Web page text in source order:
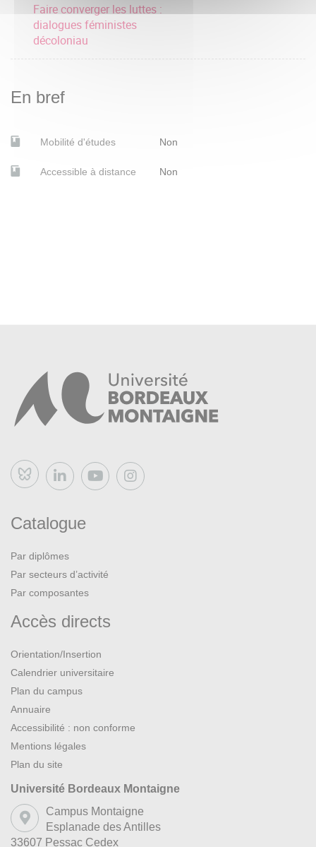
Faire converger les luttes :
dialogues féministes
décoloniau
En bref
Mobilité d'études Non
Accessible à distance Non
Bluesky
Catalogue
Par diplômes
Par secteurs d’activité
Par composantes
Accès directs
Orientation/Insertion
Calendrier universitaire
Plan du campus
Annuaire
Accessibilité : non conforme
Mentions légales
Plan du site
Université Bordeaux Montaigne
Campus Montaigne
Esplanade des Antilles
33607 Pessac Cedex